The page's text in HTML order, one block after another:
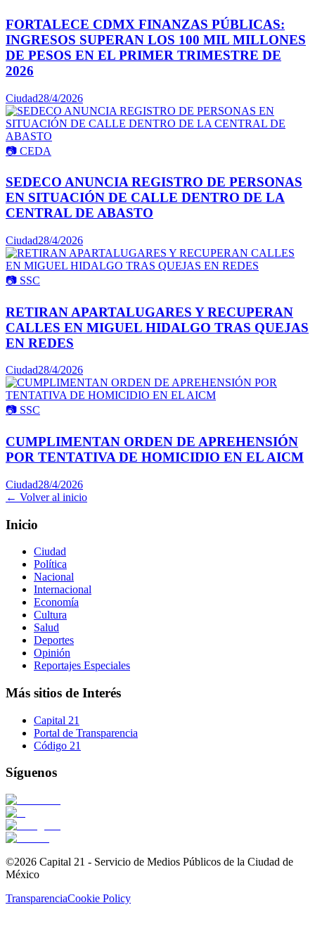
FORTALECE CDMX FINANZAS PÚBLICAS:
INGRESOS SUPERAN LOS 100 MIL MILLONES
DE PESOS EN EL PRIMER TRIMESTRE DE
2026
Ciudad28/4/2026
📷 CEDA
SEDECO ANUNCIA REGISTRO DE PERSONAS
EN SITUACIÓN DE CALLE DENTRO DE LA
CENTRAL DE ABASTO
Ciudad28/4/2026
📷 SSC
RETIRAN APARTALUGARES Y RECUPERAN
CALLES EN MIGUEL HIDALGO TRAS QUEJAS
EN REDES
Ciudad28/4/2026
📷 SSC
CUMPLIMENTAN ORDEN DE APREHENSIÓN
POR TENTATIVA DE HOMICIDIO EN EL AICM
Ciudad28/4/2026
← Volver al inicio
Inicio
Ciudad
Política
Nacional
Internacional
Economía
Cultura
Salud
Deportes
Opinión
Reportajes Especiales
Más sitios de Interés
Capital 21
Portal de Transparencia
Código 21
Síguenos
©2026 Capital 21 - Servicio de Medios Públicos de la Ciudad de
México
TransparenciaCookie Policy